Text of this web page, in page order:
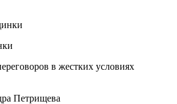
в жестких условиях